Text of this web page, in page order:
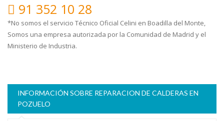
91 352 10 28
*No somos el servicio Técnico Oficial Celini en Boadilla del Monte,
Somos una empresa autorizada por la Comunidad de Madrid y el
Ministerio de Industria.
INFORMACIÓN SOBRE REPARACION DE CALDERAS EN
POZUELO